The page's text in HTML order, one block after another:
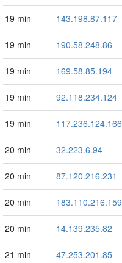
19 min 143.198.87.117
19 min 190.58.248.86
19 min 169.58.85.194
19 min 92.118.234.124
19 min 117.236.124.166
20 min 32.223.6.94
20 min 87.120.216.231
20 min 183.110.216.159
20 min 14.139.235.82
21 min 47.253.201.85